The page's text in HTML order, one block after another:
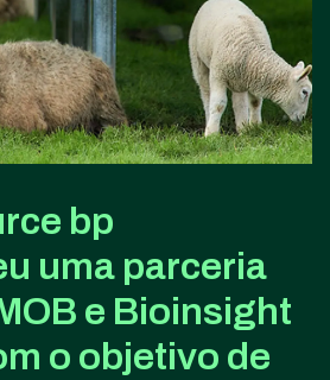
bp
uma parceria
e Bioinsight
o objetivo de